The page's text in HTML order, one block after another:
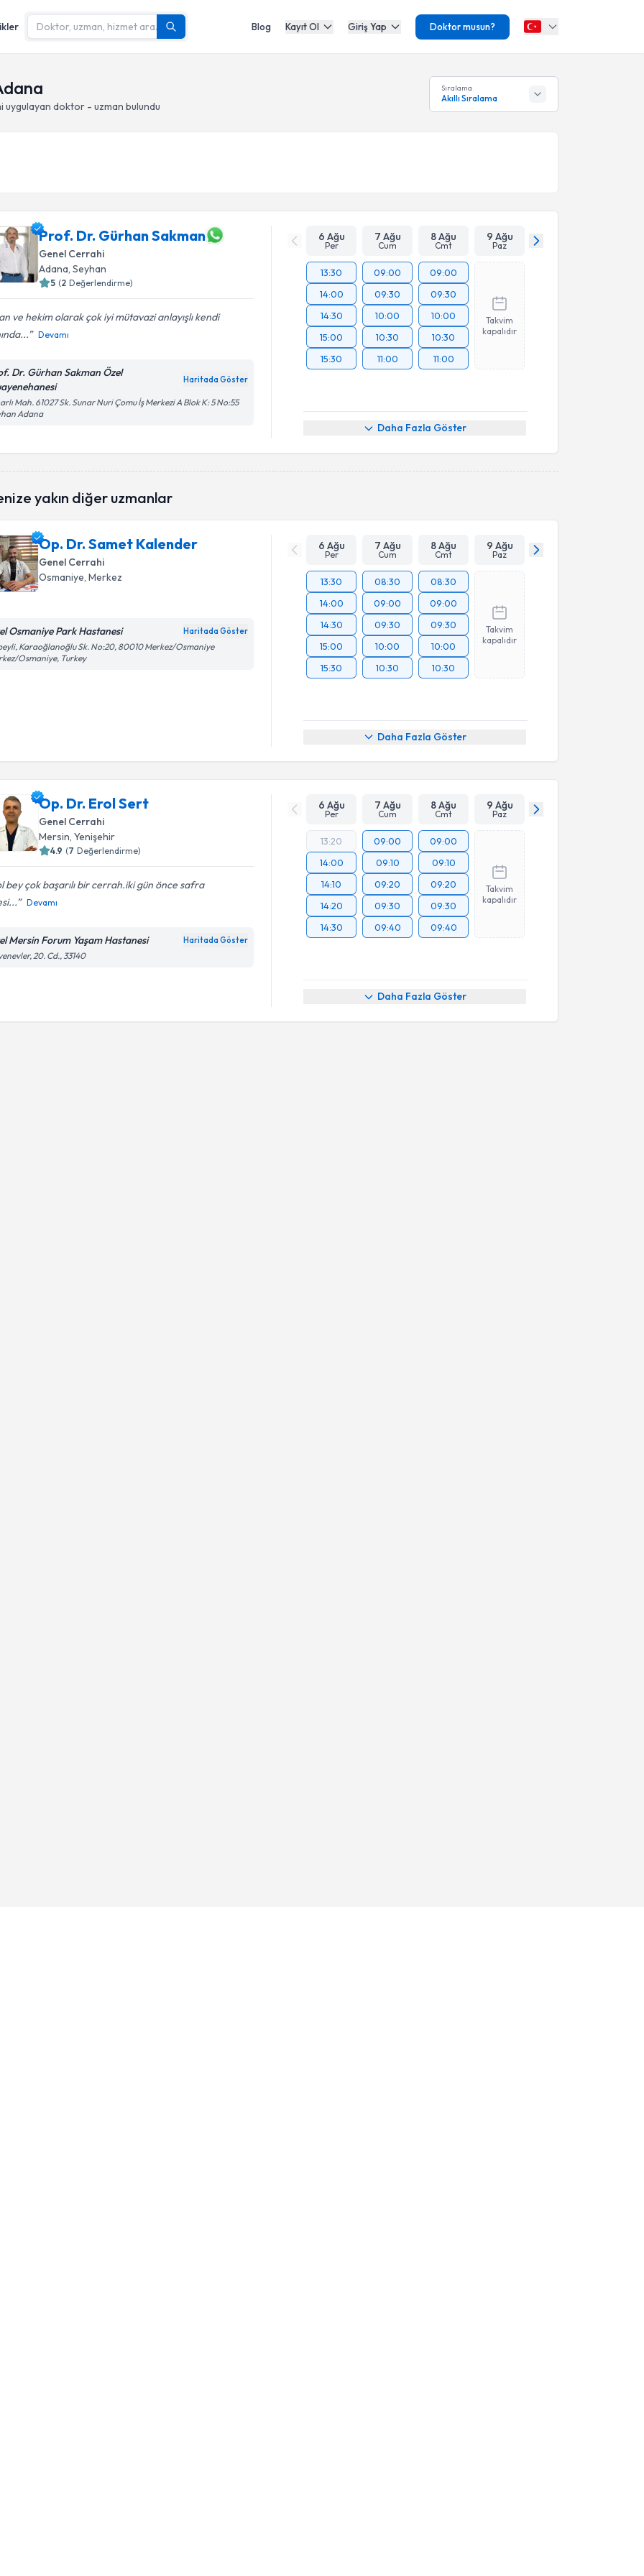
Blog Kayıt Ol Giriş Yap Doktor musun?
uygulayan doktor - uzman bulundu
Sıralama
Akıllı Sıralama
Prof. Dr. Gürhan Sakman
Genel Cerrahi
Adana, Seyhan
5 (2 Değerlendirme)
ve hekim olarak çok iyi mütavazi anlayışlı kendi
Devamı
Dr. Gürhan Sakman Özel
Haritada Göster
Mah. 61027 Sk. Sunar Nuri Çomu İş Merkezi A Blok K: 5 No:55
Adana
6 Ağu
Per
7 Ağu
Cum
8 Ağu
Cmt
9 Ağu
Paz
13:30
14:00
14:30
15:00
15:30
09:00
09:30
10:00
10:30
11:00
09:00
09:30
10:00
10:30
11:00
Takvim
kapalıdır
Daha Fazla Göster
yakın diğer uzmanlar
Op. Dr. Samet Kalender
Genel Cerrahi
Osmaniye , Merkez
Osmaniye Park Hastanesi Haritada Göster
Karaoğlanoğlu Sk. No:20, 80010 Merkez/Osmaniye
Osmaniye, Turkey
6 Ağu
Per
7 Ağu
Cum
8 Ağu
Cmt
9 Ağu
Paz
13:30
14:00
14:30
15:00
15:30
08:30
09:00
09:30
10:00
10:30
08:30
09:00
09:30
10:00
10:30
Takvim
kapalıdır
Daha Fazla Göster
Op. Dr. Erol Sert
Genel Cerrahi
Mersin, Yenişehir
4.9 (7 Değerlendirme)
bey çok başarılı bir cerrah.iki gün önce safra
Devamı
Mersin Forum Yaşam Hastanesi Haritada Göster
20. Cd., 33140
6 Ağu
Per
7 Ağu
Cum
8 Ağu
Cmt
9 Ağu
Paz
13:20
14:00
14:10
14:20
14:30
09:00
09:10
09:20
09:30
09:40
09:00
09:10
09:20
09:30
09:40
Takvim
kapalıdır
Daha Fazla Göster